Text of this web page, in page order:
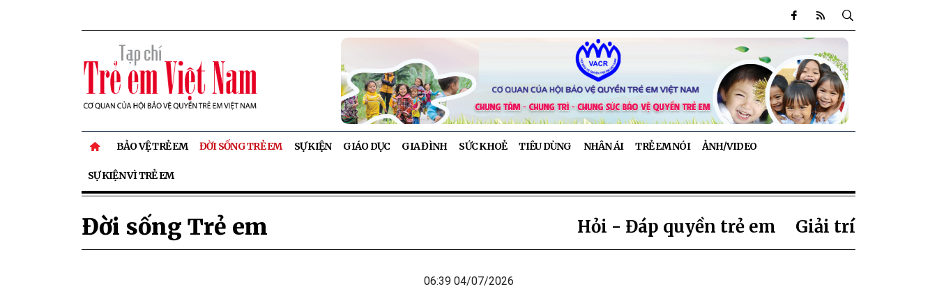
BẢO VỆ TRẺ EM ĐỜI SỐNG TRẺ EM SỰ KIỆN GIÁO DỤC GIA ĐÌNH SỨC KHOẺ TIÊU DÙNG NHÂN ÁI TRẺ EM NÓI ẢNH/VIDEO
SỰ KIỆN VÌ TRẺ EM
Đời sống Trẻ em Hỏi - Đáp quyền trẻ em Giải trí
06:39 04/07/2026